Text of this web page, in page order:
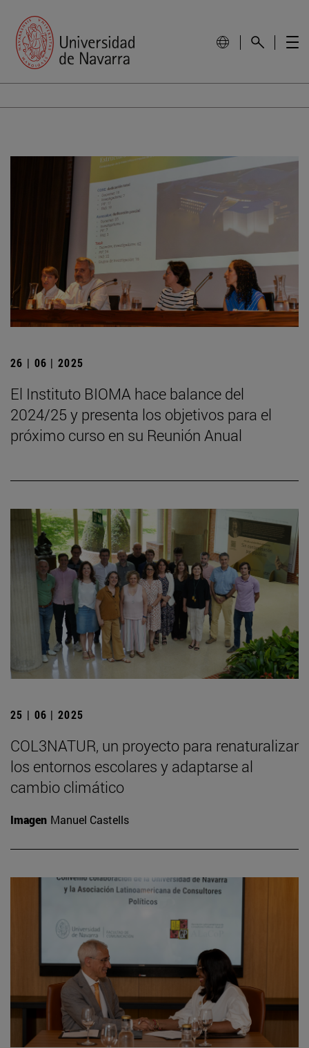
26 | 06 | 2025
El Instituto BIOMA hace balance del
2024/25 y presenta los objetivos para el
próximo curso en su Reunión Anual
25 | 06 | 2025
COL3NATUR, un proyecto para renaturalizar
los entornos escolares y adaptarse al
cambio climático
Imagen Manuel Castells